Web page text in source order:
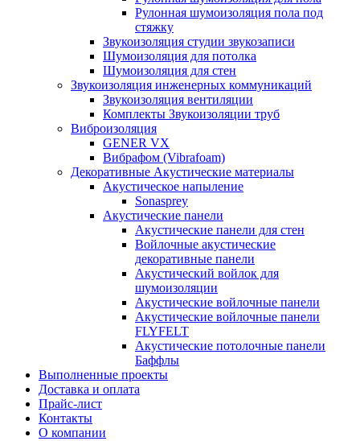
Рулонная шумоизоляция пола под
стяжку
Звукоизоляция студии звукозаписи
Шумоизоляция для потолка
Шумоизоляция для стен
Звукоизоляция инженерных коммуникаций
Звукоизоляция вентиляции
Комплекты Звукоизоляции труб
Виброизоляция
GENER VX
Вибрафом (Vibrafoam)
Декоративные Акустические материалы
Акустическое напыление
Sonasprey
Акустические панели
Акустические панели для стен
Войлочные акустические
декоративные панели
Акустический войлок для
шумоизоляции
Акустические войлочные панели
Акустические войлочные панели
FLYFELT
Акустические потолочные панели
Баффлы
Выполненные проекты
Доставка и оплата
Прайс-лист
Контакты
О компании